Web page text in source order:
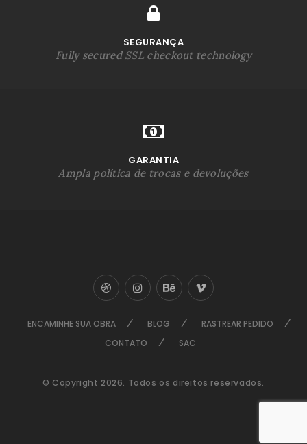
SEGURANÇA
Fully secured SSL checkout technology
GARANTIA
Ampla política de trocas e devoluções
ENCAMINHE SUA OBRA BLOG
RASTREAR PEDIDO
CONTATO
SAC
© Copyright 2026. Todos os direitos reservados.